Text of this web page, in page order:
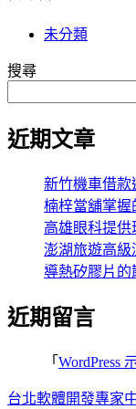
未分類
搜尋
近期文章
新竹機車借款
楠梓當舖掌握
高雄眼科提
澎湖旅遊高級
導熱矽膠片的
近期留言
「 WordPress
台北軟體開發專家